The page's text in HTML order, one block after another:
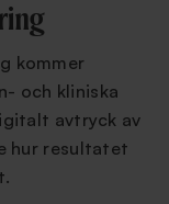
kommer
och kliniska
avtryck av
hur resultatet